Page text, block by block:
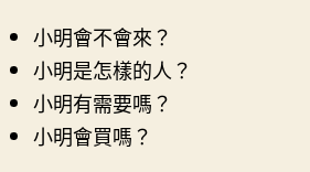
小明會不會來？
小明是怎樣的人？
小明有需要嗎？
小明會買嗎？